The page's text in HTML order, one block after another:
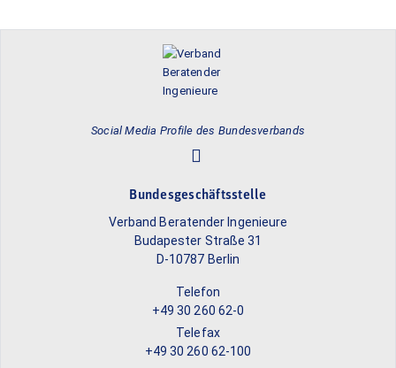
Social Media Profile des Bundesverbands
Bundesgeschäftsstelle
Verband Beratender Ingenieure
Budapester Straße 31
D-10787 Berlin
Telefon
+49 30 260 62-0
Telefax
+49 30 260 62-100